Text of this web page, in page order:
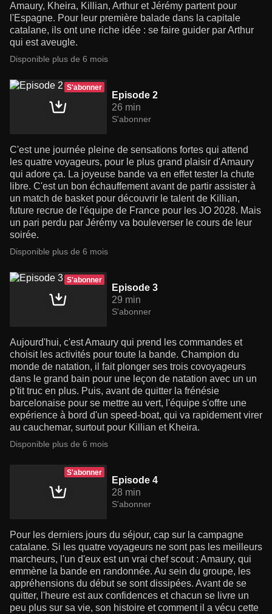
Amaury, Kheira, Killian, Arthur et Jérémy partent pour
l'Espagne. Pour leur première balade dans la capitale
catalane, ils ont une riche idée : se faire guider par Arthur
qui est aveugle.
Disponible plus de 6 mois
S'abonner
Episode 2
26 min
S'abonner
C'est une journée pleine de sensations fortes qui attend
les quatre voyageurs, pour le plus grand plaisir d'Amaury
qui adore ça. La joyeuse bande va en effet tester la chute
libre. C'est un bon échauffement avant de partir assister à
un match de basket pour découvrir le talent de Killian,
future recrue de l'équipe de France pour les JO 2028. Mais
un pari perdu par Jérémy va bouleverser le cours de leur
soirée.
Disponible plus de 6 mois
S'abonner
Episode 3
29 min
S'abonner
Aujourd'hui, c'est Amaury qui prend les commandes et
choisit les activités pour toute la bande. Champion du
monde de natation, il fait plonger ses trois covoyageurs
dans le grand bain pour une leçon de natation avec un un
p'tit truc en plus. Puis, avant de quitter la frénésie
barcelonaise pour se mettre au vert, l'équipe s'offre une
expérience à bord d'un speed-boat, qui va rapidement virer
au cauchemar, surtout pour Killian et Kheira.
Disponible plus de 6 mois
S'abonner
Episode 4
28 min
S'abonner
Pour les derniers jours du séjour, cap sur la campagne
catalane. Si les quatre voyageurs ne sont pas les meilleurs
marcheurs, l'un d'eux est un vrai chef scout : Amaury, qui
emmène la bande en randonnée. Au sein du groupe, les
appréhensions du début se sont dissipées. Avant de se
quitter, l'heure est aux confidences et chacun se livre un
peu plus sur sa vie, son histoire et comment il a vécu cette